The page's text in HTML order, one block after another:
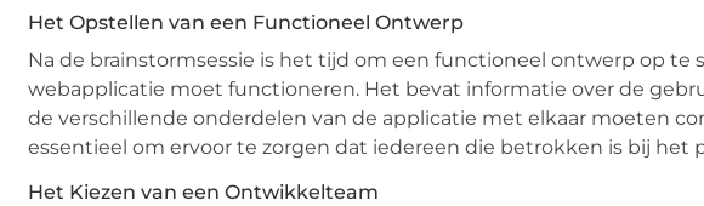
Het Opstellen van een Functioneel Ontwerp
Na de brainstormsessie is het tijd om een functioneel ontwerp op
webapplicatie moet functioneren. Het bevat informatie over de
de verschillende onderdelen van de applicatie met elkaar moeten
essentieel om ervoor te zorgen dat iedereen die betrokken is bij het
Het Kiezen van een Ontwikkelteam